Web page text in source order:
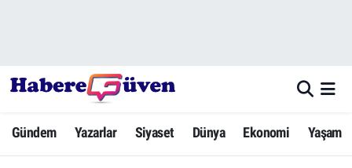
Gündem Yazarlar Siyaset Dünya Ekonomi Yaşam
Yazarlar
Dünya
Hava Durumu
Trafik Durumu